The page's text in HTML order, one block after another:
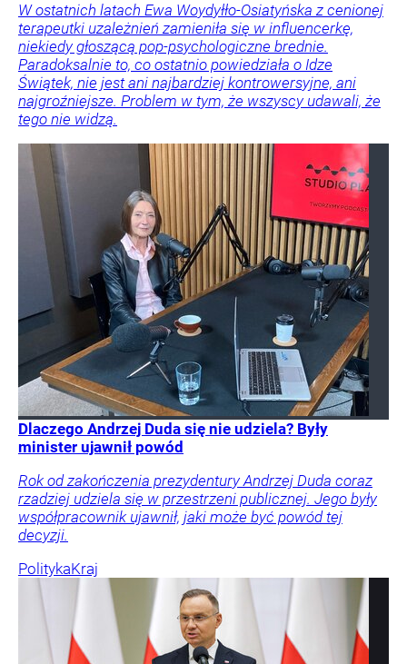
W ostatnich latach Ewa Woydyłło-Osiatyńska z cenionej
terapeutki uzależnień zamieniła się w influencerkę,
niekiedy głoszącą pop-psychologiczne brednie.
Paradoksalnie to, co ostatnio powiedziała o Idze
Świątek, nie jest ani najbardziej kontrowersyjne, ani
najgroźniejsze. Problem w tym, że wszyscy udawali, że
tego nie widzą.
Dlaczego Andrzej Duda się nie udziela? Były
minister ujawnił powód
Rok od zakończenia prezydentury Andrzej Duda coraz
rzadziej udziela się w przestrzeni publicznej. Jego były
współpracownik ujawnił, jaki może być powód tej
decyzji.
PolitykaKraj